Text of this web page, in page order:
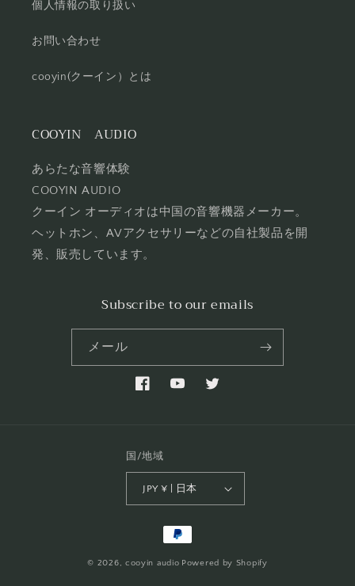
個人情報の取り扱い
お問い合わせ
cooyin(クーイン）とは
COOYIN AUDIO
あらたな音響体験
COOYIN AUDIO
クーイン オーディオは中国の音響機器メーカー。
ヘットホン、AVアクセサリーなどの自社製品を開
発、販売しています。
Subscribe to our emails
メール
FacebookYouTubeTwitter
国/地域
JPY ¥ | 日本
決
方
© 2026, cooyin audio Powered by Shopify